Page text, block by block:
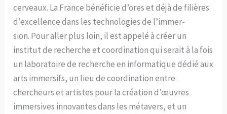
cerveaux. La France bénéficie d’ores et déjà de filières
d’excellence dans les technologies de l’immer-
sion. Pour aller plus loin, il est appelé à créer un
institut de recherche et coordination qui serait à la fois
un laboratoire de recherche en informatique dédié aux
arts immersifs, un lieu de coordination entre
chercheurs et artistes pour la création d’œuvres
immersives innovantes dans les métavers, et un